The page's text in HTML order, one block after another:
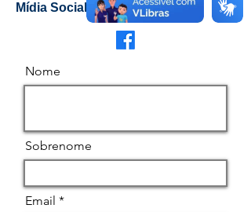
Mídia Social
Nome
Sobrenome
Email